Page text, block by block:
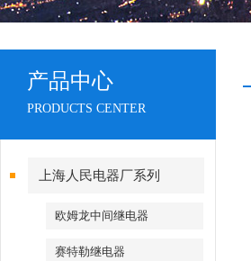
产品中心
PRODUCTS CENTER
上海人民电器厂系列
欧姆龙中间继电器
赛特勒继电器